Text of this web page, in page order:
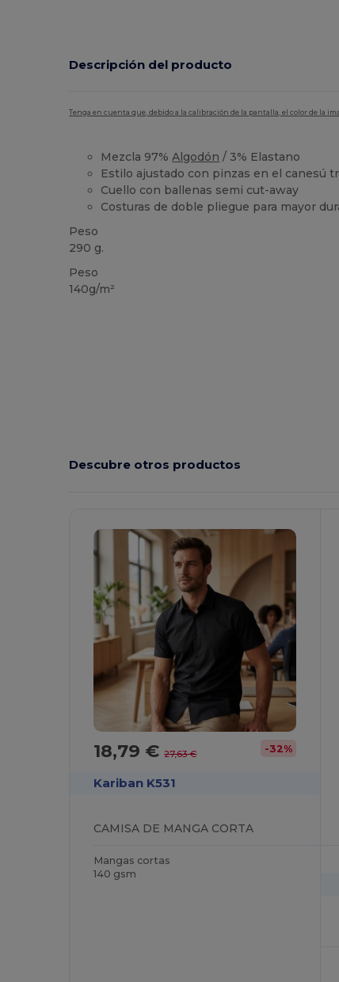
Descripción del producto
Tenga en cuenta que, debido a la calibración de la pantalla, el color de la
Mezcla 97%Algodón / 3% Elastano
Estilo ajustado con pinzas en el canesú
Cuello con ballenas semi cut-away
Costuras de doble pliegue para mayor
Peso
290 g.
Peso
140g/m²
Descubre otros productos
18,79 €27,63 € -32%
Kariban K531
CAMISA DE MANGA CORTA
Mangas cortas
140 gsm